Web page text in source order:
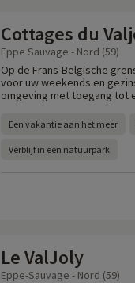
Cottages du
Eppe Sauvage - Nord (59)
Op de Frans-Belgische
voor uw weekends en
omgeving met toegang tot
Een vakantie aan het meer
Verblijf in een natuurpark
Le ValJoly
Eppe-Sauvage - Nord (59)